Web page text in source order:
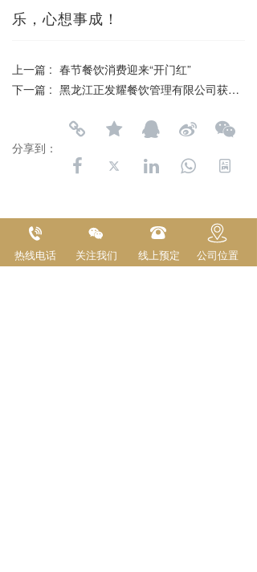
乐，心想事成！
上一篇 : 春节餐饮消费迎来“开门红”
下一篇 : 黑龙江正发耀餐饮管理有限公司获得哈尔滨市集体用餐配送单位餐饮服务食品安全监督量化分级动态等级优秀评定
分享到：
长按或扫码识别 分享给好友
公司位置
关注我们
热线电话 线上预定